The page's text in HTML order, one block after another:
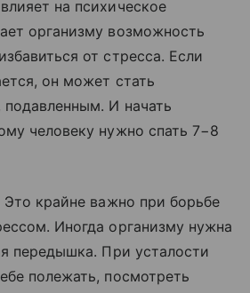
на психическое
организму возможность
от стресса. Если
он может стать
И начать
человеку нужно спать 7−8
Это крайне важно при борьбе
Иногда организму нужна
передышка. При усталости
полежать, посмотреть